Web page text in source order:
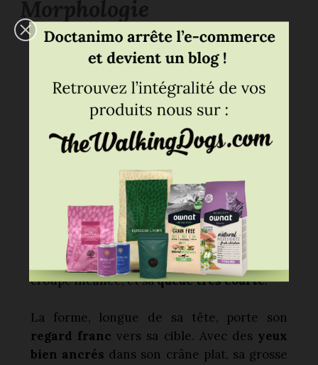
Sportif et endurant, le Braque français a
un corps auxtraits assez affinés: un rein
court et robuste, le dos droit et ferme, sa
croupe inclinée, et saqueue très courte.
La forme, longue de sa tête, porte son
regard franc vers sa cible. Avec des yeux
bien ancrés dans son crâne plat, sa grosse